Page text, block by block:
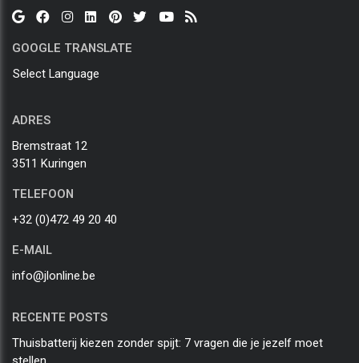
GOOGLE TRANSLATE
Select Language
ADRES
Bremstraat 12
3511 Kuringen
TELEFOON
+32 (0)472 49 20 40
E-MAIL
info@jlonline.be
RECENTE POSTS
Thuisbatterij kiezen zonder spijt: 7 vragen die je jezelf moet